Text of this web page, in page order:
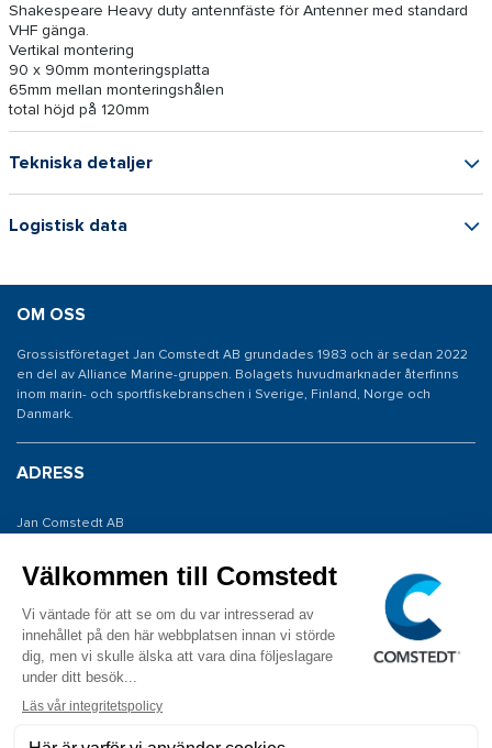
Shakespeare Heavy duty antennfäste för Antenner med standard
VHF gänga.
Vertikal montering
90 x 90mm monteringsplatta
65mm mellan monteringshålen
total höjd på 120mm
Tekniska detaljer
Logistisk data
OM OSS
Grossistföretaget Jan Comstedt AB grundades 1983 och är sedan 2022
en del av Alliance Marine-gruppen. Bolagets huvudmarknader återfinns
inom marin- och sportfiskebranschen i Sverige, Finland, Norge och
Danmark.
ADRESS
Jan Comstedt AB
426 53 Västra Frölunda
KONTAKTA OSS